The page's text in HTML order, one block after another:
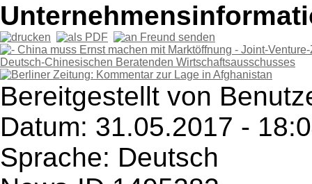
Bereitgestellt von
Datum: 31.05.2017 -
Sprache: Deutsch